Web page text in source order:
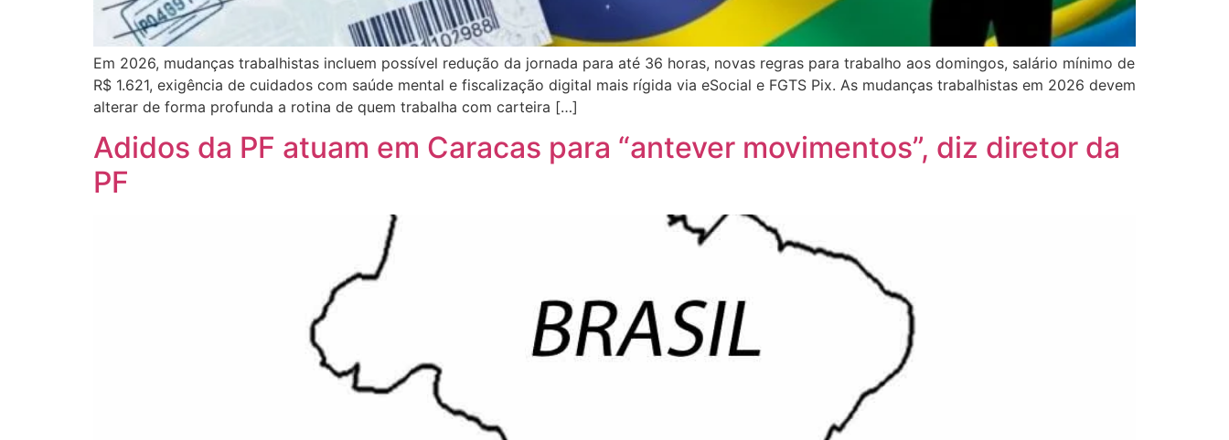
Em 2026, mudanças trabalhistas incluem possível redução da jornada para até 36 horas, novas regras para trabalho aos domingos, salário mínimo de
R$ 1.621, exigência de cuidados com saúde mental e fiscalização digital mais rígida via eSocial e FGTS Pix. As mudanças trabalhistas em 2026 devem
alterar de forma profunda a rotina de quem trabalha com carteira […]
Adidos da PF atuam em Caracas para “antever movimentos”, diz diretor da
PF